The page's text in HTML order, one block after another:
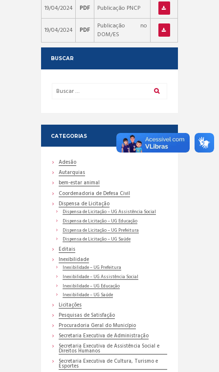
19/04/2024
PDF Publicação PNCP
19/04/2024 PDF
Publicação no
DOM/ES
BUSCAR
CATEGORIAS
Adesão
Autarquias
bem-estar animal
Coordenadoria de Defesa Civil
Dispensa de Licitação
Dispensa de Licitação – UG Assistência Social
Dispensa de Licitação – UG Educação
Dispensa de Licitação – UG Prefeitura
Dispensa de Licitação – UG Saúde
Editais
Inexibilidade
Inexibilidade – UG Prefeitura
Inexibilidade – UG Assistência Social
Inexibilidade – UG Educação
Inexibilidade – UG Saúde
Licitações
Pesquisas de Satisfação
Procuradoria Geral do Município
Secretaria Executiva de Administração
Secretaria Executiva de Assistência Social e
Direitos Humanos
Secretaria Executiva de Cultura, Turismo e
Esportes